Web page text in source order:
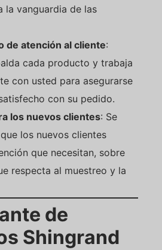
la vanguardia de las
de atención al cliente:
cada producto y trabaja
con usted para asegurarse
con su pedido.
los nuevos clientes: Se
los nuevos clientes
que necesitan, sobre
respecta al muestreo y la
de
Shingrand